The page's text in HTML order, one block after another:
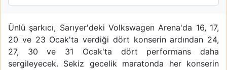
Ünlü şarkıcı, Sarıyer'deki Volkswagen Arena'da 16, 17,
20 ve 23 Ocak'ta verdiği dört konserin ardından 24,
27, 30 ve 31 Ocak'ta dört performans daha
sergileyecek. Sekiz gecelik maratonda her konserin